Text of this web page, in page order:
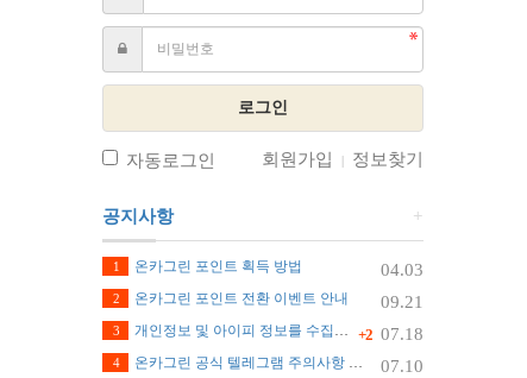
로그인
자동로그인 회원가입 | 정보찾기
+
공지사항
04.03
1 온카그린 포인트 획득 방법
09.21
2 온카그린 포인트 전환 이벤트 안내
+2 07.18
3 개인정보 및 아이피 정보를 수집하지 않습니다.
07.10
4 온카그린 공식 텔레그램 주의사항 안내